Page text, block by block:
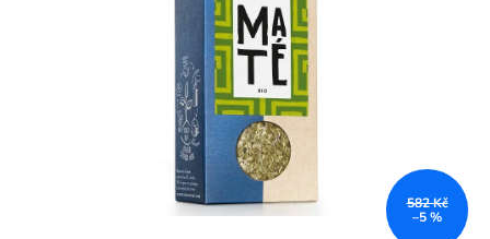
582 Kč
–5 %